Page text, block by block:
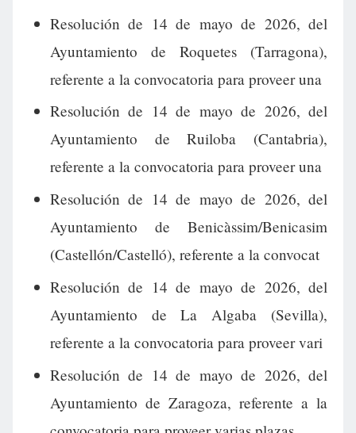
Resolución de 14 de mayo de 2026, del
Ayuntamiento de Roquetes (Tarragona),
referente a la convocatoria para proveer una
Resolución de 14 de mayo de 2026, del
Ayuntamiento de Ruiloba (Cantabria),
referente a la convocatoria para proveer una
Resolución de 14 de mayo de 2026, del
Ayuntamiento de Benicàssim/Benicasim
(Castellón/Castelló), referente a la convocat
Resolución de 14 de mayo de 2026, del
Ayuntamiento de La Algaba (Sevilla),
referente a la convocatoria para proveer vari
Resolución de 14 de mayo de 2026, del
Ayuntamiento de Zaragoza, referente a la